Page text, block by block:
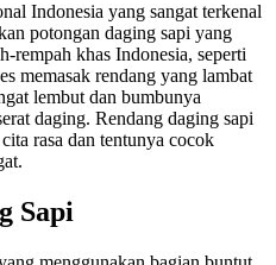
Indonesia yang sangat terkenal
potongan daging sapi yang
rempah khas Indonesia, seperti
memasak rendang yang lambat
lembut dan bumbunya
daging. Rendang daging sapi
rasa dan tentunya cocok
Sapi